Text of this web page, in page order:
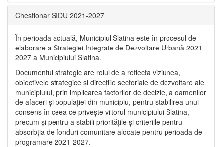
Chestionar SIDU 2021-2027
În perioada actuală, Municipiul Slatina este în procesul de
elaborare a Strategiei Integrate de Dezvoltare Urbană 2021‐
2027 a Municipiului Slatina.
Documentul strategic are rolul de a reflecta viziunea,
obiectivele strategice și direcțiile sectoriale de dezvoltare ale
municipiului, prin implicarea factorilor de decizie, a oamenilor
de afaceri și populației din municipiu, pentru stabilirea unui
consens în ceea ce privește viitorul municipiului Slatina,
precum și pentru a stabili prioritățile și criteriile pentru
absorbția de fonduri comunitare alocate pentru perioada de
programare 2021-2027.